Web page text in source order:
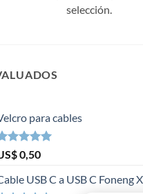
selección.
para cables
en
5.00
de 5
0,50
USB C a USB C Foneng